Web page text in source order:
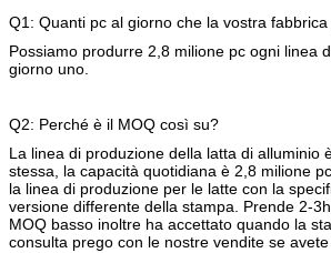
Q1: Quanti pc al giorno che la vostra
Possiamo produrre 2,8 milione pc ogni linea
giorno uno.
Q2: Perché è il MOQ così su?
La linea di produzione della latta di alluminio
stessa, la capacità quotidiana è 2,8 milione
la linea di produzione per le latte con la
versione differente della stampa. Prende 2-
MOQ basso inoltre ha accettato quando la
consulta prego con le nostre vendite se